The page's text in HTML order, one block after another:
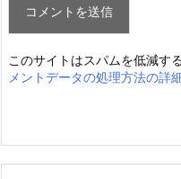
このサイトはスパムを低減す
メントデータの処理方法の詳